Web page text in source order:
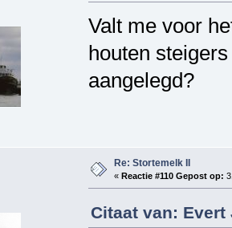
Valt me voor
houten
aangelegd?
Re: Stortemelk II
« Reactie #110 Gepost op:
Citaat van: Evert